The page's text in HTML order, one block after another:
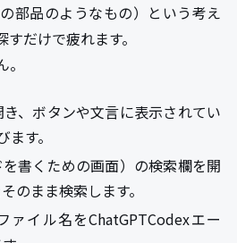
部品のようなもの）という考え
だけで疲れます。
、ボタンや文言に表示されてい
す。
書くための画面）の検索欄を開
のまま検索します。
ァイル名をChatGPTCodexエー